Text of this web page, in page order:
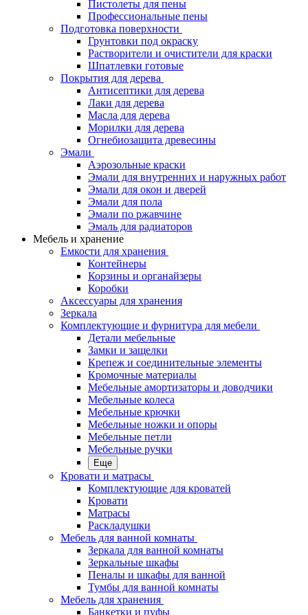
Пистолеты для пены
Профессиональные пены
Подготовка поверхности
Грунтовки под окраску
Растворители и очистители для краски
Шпатлевки готовые
Покрытия для дерева
Антисептики для дерева
Лаки для дерева
Масла для дерева
Морилки для дерева
Огнебиозащита древесины
Эмали
Аэрозольные краски
Эмали для внутренних и наружных работ
Эмали для окон и дверей
Эмали для пола
Эмали по ржавчине
Эмаль для радиаторов
Мебель и хранение
Емкости для хранения
Контейнеры
Корзины и органайзеры
Коробки
Аксессуары для хранения
Зеркала
Комплектующие и фурнитура для мебели
Детали мебельные
Замки и защелки
Крепеж и соединительные элементы
Кромочные материалы
Мебельные амортизаторы и доводчики
Мебельные колеса
Мебельные крючки
Мебельные ножки и опоры
Мебельные петли
Мебельные ручки
Еще
Кровати и матрасы
Комплектующие для кроватей
Кровати
Матрасы
Раскладушки
Мебель для ванной комнаты
Зеркала для ванной комнаты
Зеркальные шкафы
Пеналы и шкафы для ванной
Тумбы для ванной комнаты
Мебель для хранения
Банкетки и пуфы